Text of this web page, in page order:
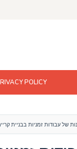
POLICY
של עבודות זמניות בבניית